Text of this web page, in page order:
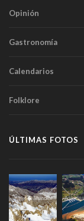
Opinión
Gastronomía
Calendarios
Folklore
ÚLTIMAS FOTOS